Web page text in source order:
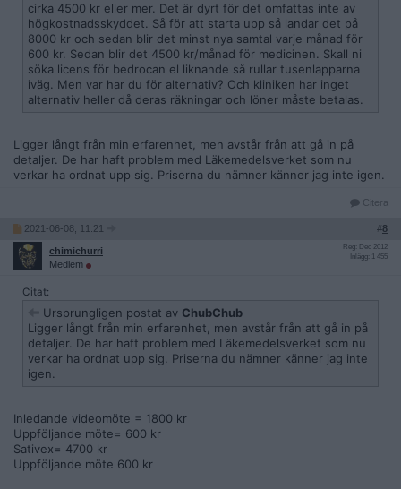
cirka 4500 kr eller mer. Det är dyrt för det omfattas inte av
högkostnadsskyddet. Så för att starta upp så landar det på
8000 kr och sedan blir det minst nya samtal varje månad för
600 kr. Sedan blir det 4500 kr/månad för medicinen. Skall ni
söka licens för bedrocan el liknande så rullar tusenlapparna
iväg. Men var har du för alternativ? Och kliniken har inget
alternativ heller då deras räkningar och löner måste betalas.
Ligger långt från min erfarenhet, men avstår från att gå in på
detaljer. De har haft problem med Läkemedelsverket som nu
verkar ha ordnat upp sig. Priserna du nämner känner jag inte igen.
Citera
2021-06-08, 11:21 #8
chimichurri
Medlem
Reg: Dec 2012
Inlägg: 1 455
Citat:
Ursprungligen postat av ChubChub
Ligger långt från min erfarenhet, men avstår från att gå in på
detaljer. De har haft problem med Läkemedelsverket som nu
verkar ha ordnat upp sig. Priserna du nämner känner jag inte
igen.
Inledande videomöte = 1800 kr
Uppföljande möte= 600 kr
Sativex= 4700 kr
Uppföljande möte 600 kr